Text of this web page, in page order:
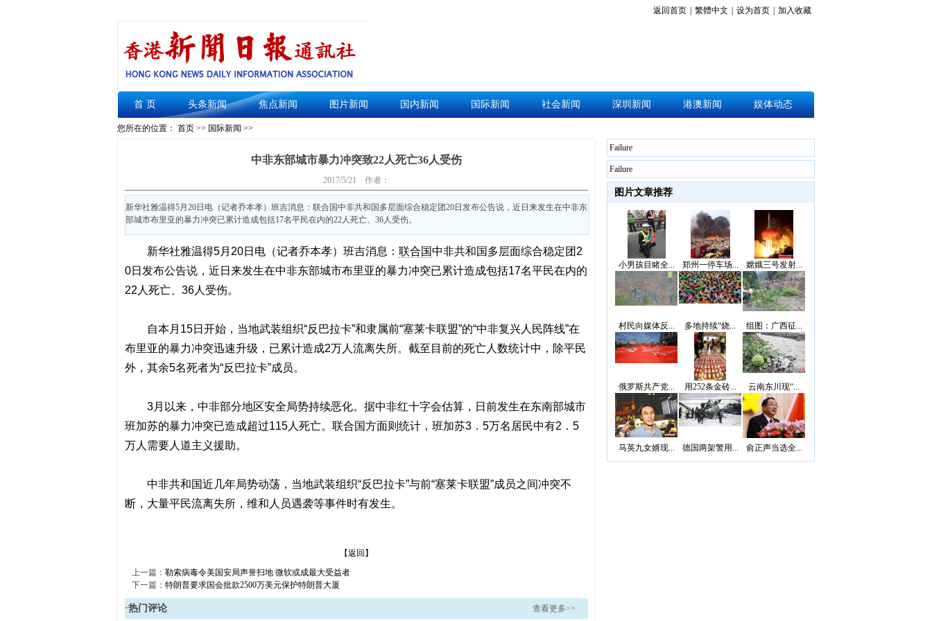
返回首页 繁體中文 设为首页 加入收藏
首 页 头条新闻 焦点新闻 图片新闻 国内新闻 国际新闻 社会新闻 深圳新闻 港澳新闻 娱体动态
您所在的位置： 首页 >> 国际新闻 >>
中非东部城市暴力冲突致22人死亡36人受伤
2017/5/21 作者：
新华社雅温得5月20日电（记者乔本孝）班吉消息：联合国中非共和国多层面综合稳定团20日发布公告说，近日来发生在中非东
部城市布里亚的暴力冲突已累计造成包括17名平民在内的22人死亡、36人受伤。
新华社雅温得5月20日电（记者乔本孝）班吉消息： 联合国中非共和国多层面综合稳定团2
0日发布公告说，近日来发生在中非东部城市布里亚的暴力冲突已累计造成包括17名平民在内的
22人死亡、36人受伤。
自本月15日开始，当地武装组织“反巴拉卡”和隶属前“塞莱卡联盟”的“中非复兴人民阵线”在
布里亚的暴力冲突迅速升级，已累计造成2万人流离失所。截至目前的死亡人数统计中，除平民
外，其余5名死者为“反巴拉卡”成员。
3月以来，中非部分地区安全局势持续恶化。据中非红十字会估算，日前发生在东南部城市
班加苏的暴力冲突已造成超过115人死亡。联合国方面则统计，班加苏3．5万名居民中有2．5
万人需要人道主义援助。
中非共和国近几年局势动荡，当地武装组织“反巴拉卡”与前“塞莱卡联盟”成员之间冲突不
断，大量平民流离失所，维和人员遇袭等事件时有发生。
【返回】
上一篇： 勒索病毒令美国安局声誉扫地 微软或成最大受益者
下一篇： 特朗普要求国会批款2500万美元保护特朗普大厦
·热门评论 查看更多>>
Failure
Failure
图片文章推荐
小男孩目睹全... 郑州一停车场... 嫦娥三号发射...
村民向媒体反... 多地持续“烧... 组图：广西征...
俄罗斯共产党... 用252条金砖... 云南东川现“...
马英九女婿现... 德国两架警用... 俞正声当选全...